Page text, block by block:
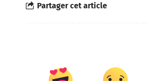
Partager cet article